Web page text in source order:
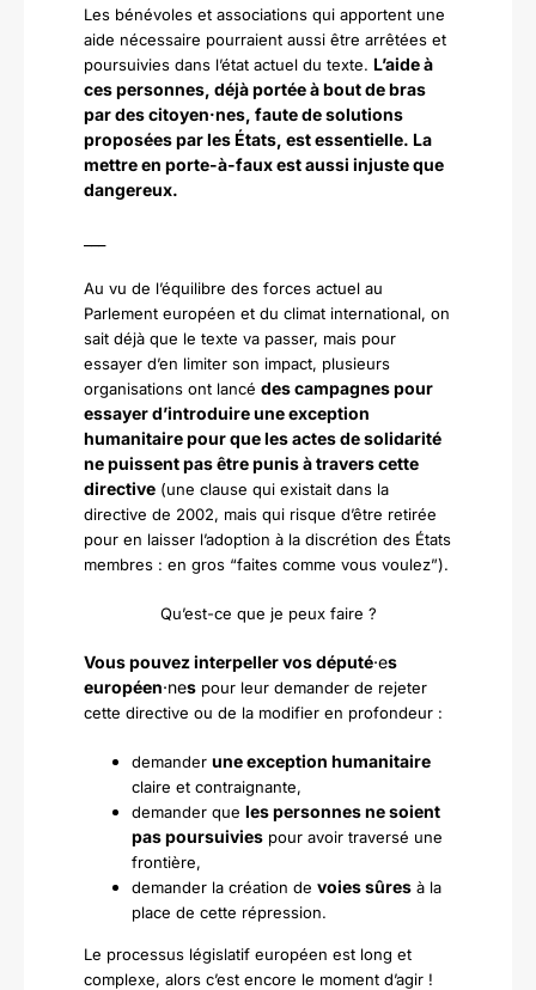
Les bénévoles et associations qui apportent une
aide nécessaire pourraient aussi être arrêtées et
poursuivies dans l’état actuel du texte. L’aide à
ces personnes, déjà portée à bout de bras
par des citoyen·nes, faute de solutions
proposées par les États, est essentielle. La
mettre en porte-à-faux est aussi injuste que
dangereux.
Au vu de l’équilibre des forces actuel au
Parlement européen et du climat international, on
sait déjà que le texte va passer, mais pour
essayer d’en limiter son impact, plusieurs
organisations ont lancé des campagnes pour
essayer d’introduire une exception
humanitaire pour que les actes de solidarité
ne puissent pas être punis à travers cette
directive(une clause qui existait dans la
directive de 2002, mais qui risque d’être retirée
pour en laisser l’adoption à la discrétion des États
membres : en gros “faites comme vous voulez”).
Qu’est-ce que je peux faire ?
Vous pouvez interpeller vos député·es
européen·nespour leur demander de rejeter
cette directive ou de la modifier en profondeur :
demander une exception humanitaire
claire et contraignante,
demander que les personnes ne soient
pas poursuiviespour avoir traversé une
frontière,
demander la création de voies sûresà la
place de cette répression.
Le processus législatif européen est long et
complexe, alors c’est encore le moment d’agir !